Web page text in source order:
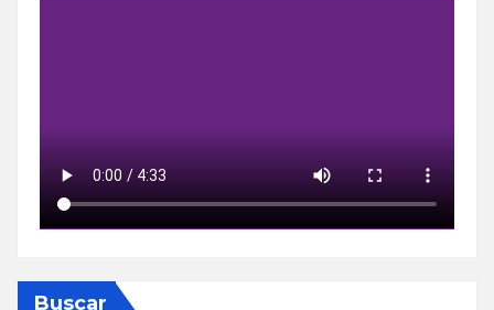
Buscar